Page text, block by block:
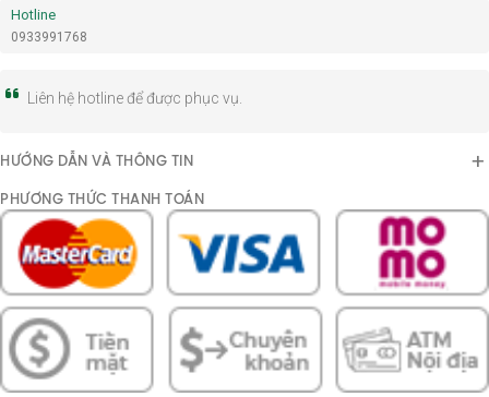
0933991768
Hotline
Liên hệ hotline để được phục vụ.
HƯỚNG DẪN VÀ THÔNG TIN
PHƯƠNG THỨC THANH TOÁN